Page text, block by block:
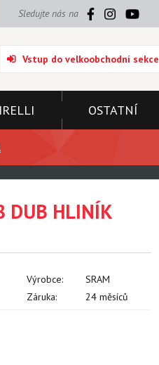
Sledujte nás na
Vstup do velkoobchodní sekce
OSTATNÍ
DUB HLINÍK
Výrobce:
SRAM
Záruka: 24 měsíců